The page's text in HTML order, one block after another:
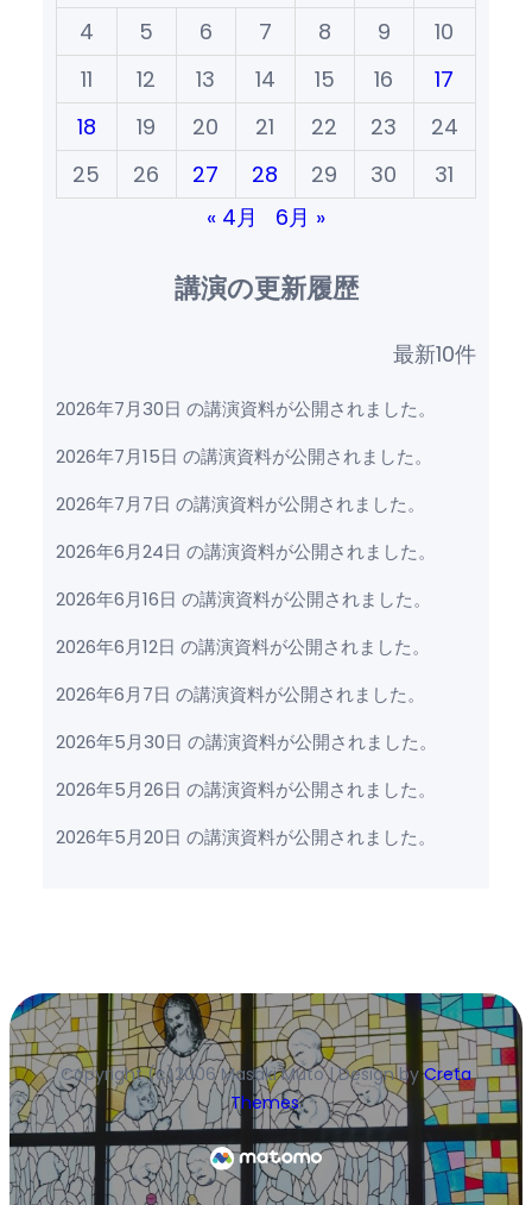
4
5 6 7 8 9
10
11
12 13 14 15 16
17
18
19 20 21 22 23
24
25
26 27 28 29 30
31
« 4月
6月 »
講演の更新履歴
最新10件
2026年7月30日 の講演資料が公開されました。
2026年7月15日 の講演資料が公開されました。
2026年7月7日 の講演資料が公開されました。
2026年6月24日 の講演資料が公開されました。
2026年6月16日 の講演資料が公開されました。
2026年6月12日 の講演資料が公開されました。
2026年6月7日 の講演資料が公開されました。
2026年5月30日 の講演資料が公開されました。
2026年5月26日 の講演資料が公開されました。
2026年5月20日 の講演資料が公開されました。
Copyright (c)2006 Masaki Muto | Design byCreta
Themes.